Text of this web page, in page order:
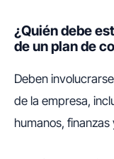
¿Quién debe
de un plan de
Deben
de la empresa,
humanos,